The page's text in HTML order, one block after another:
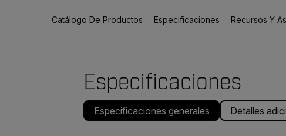
Catálogo De Productos Especificaciones Recursos Y
Especificaciones
Especificaciones generales Detalles